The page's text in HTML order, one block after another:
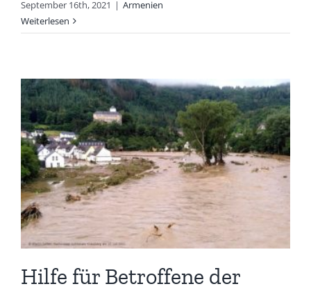
September 16th, 2021 | Armenien
Weiterlesen
Hilfe für Betroffene der